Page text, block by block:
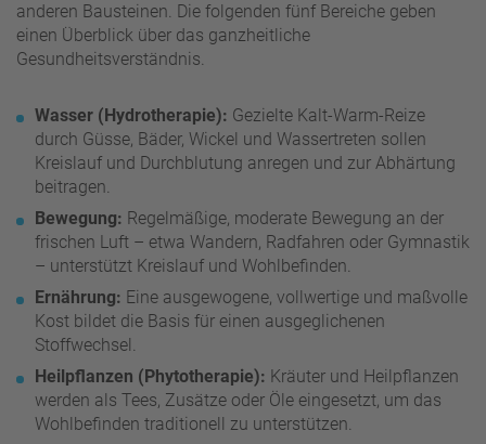
anderen Bausteinen. Die folgenden fünf Bereiche geben
einen Überblick über das ganzheitliche
Gesundheitsverständnis.
Wasser (Hydrotherapie): Gezielte Kalt-Warm-Reize
durch Güsse, Bäder, Wickel und Wassertreten sollen
Kreislauf und Durchblutung anregen und zur Abhärtung
beitragen.
Bewegung: Regelmäßige, moderate Bewegung an der
frischen Luft – etwa Wandern, Radfahren oder Gymnastik
– unterstützt Kreislauf und Wohlbefinden.
Ernährung: Eine ausgewogene, vollwertige und maßvolle
Kost bildet die Basis für einen ausgeglichenen
Stoffwechsel.
Heilpflanzen (Phytotherapie): Kräuter und Heilpflanzen
werden als Tees, Zusätze oder Öle eingesetzt, um das
Wohlbefinden traditionell zu unterstützen.